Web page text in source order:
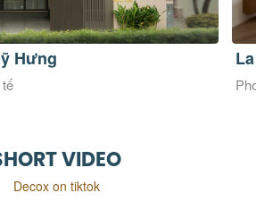
đại
VIDEO
Decox on tiktok